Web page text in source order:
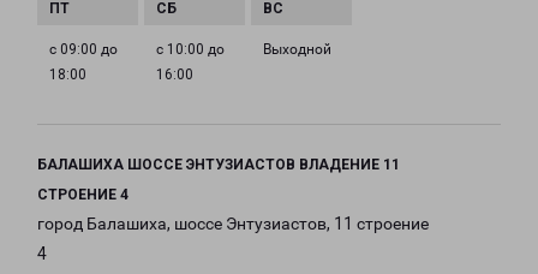
с 09:00 до
18:00
с 10:00 до
16:00
Выходной
БАЛАШИХА ШОССЕ ЭНТУЗИАСТОВ ВЛАДЕНИЕ 11
СТРОЕНИЕ 4
город Балашиха, шоссе Энтузиастов, 11 строение
4